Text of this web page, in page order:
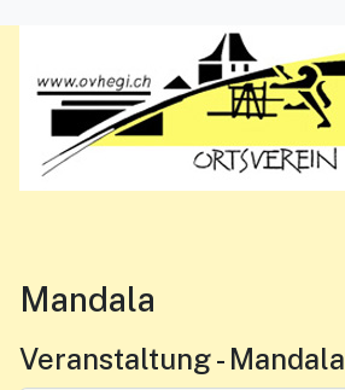
Mandala
Veranstaltung - Mandala